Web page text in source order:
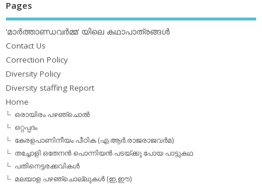
Pages
‘മാര്‍ത്താണ്ഡവര്‍മ്മ’ യിലെ കഥാപാത്രങ്ങള്‍
Contact Us
Correction Policy
Diversity Policy
Diversity staffing Report
Home
ഒരായിരം പഴഞ്ചൊല്‍
ഒറ്റപ്പദം
കേരളപാണിനീയം പീഠിക (എ.ആര്‍.രാജരാജവര്‍മ)
തച്ചോളി ഒതേനൻ പൊന്നിയൻ പടയ്‌ക്കു പോയ പാട്ടുകഥ
പതിനെട്ടരക്കവികള്‍
മലയാള പഴഞ്ചൊല്ലുകള്‍ (ഇ,ഈ)